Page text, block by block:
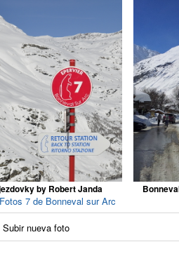
by Robert Janda
7 de Bonneval sur Arc
Subir nueva foto